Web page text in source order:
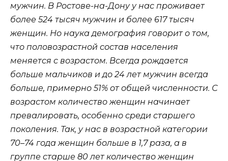
мужчин. В Ростове-на-Дону у нас проживает
более 524 тысяч мужчин и более 617 тысяч
женщин. Но наука демография говорит о том,
что половозрастной состав населения
меняется с возрастом. Всегда рождается
больше мальчиков и до 24 лет мужчин всегда
больше, примерно 51% от общей численности. С
возрастом количество женщин начинает
превалировать, особенно среди старшего
поколения. Так, у нас в возрастной категории
70–74 года женщин больше в 1,7 раза, а в
группе старше 80 лет количество женщин